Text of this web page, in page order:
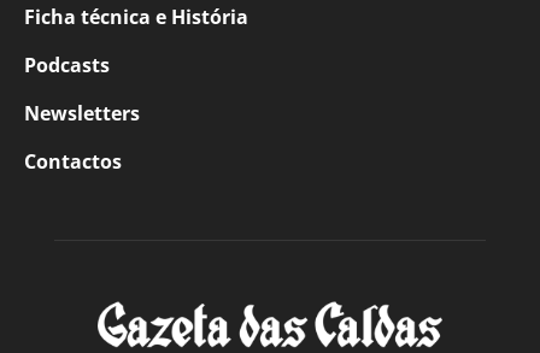
Ficha técnica e História
Podcasts
Newsletters
Contactos